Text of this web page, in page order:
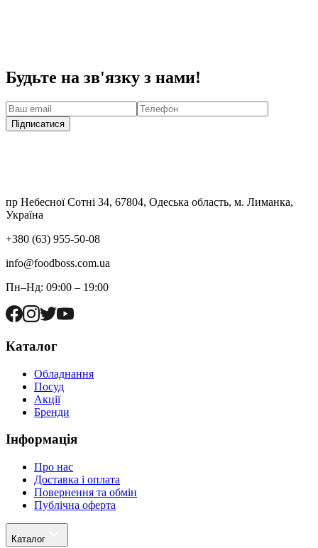
Будьте на зв'язку з нами!
Підписатися
пр Небесної Сотні 34, 67804, Одеська область, м. Лиманка,
Україна
+380 (63) 955-50-08
info@foodboss.com.ua
Пн–Нд: 09:00 – 19:00
Каталог
Обладнання
Посуд
Акції
Бренди
Інформація
Про нас
Доставка і оплата
Повернення та обмін
Публічна оферта
Каталог